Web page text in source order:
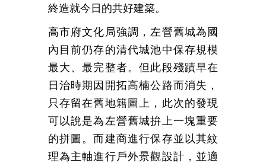
終造就今日的共好建築。
高市府文化局強調，左營舊城為國
內目前仍存的清代城池中保存規模
最大、最完整者。但此段殘蹟早在
日治時期因開拓高楠公路而消失，
只存留在舊地籍圖上，此次的發現
可以說是為左營舊城拚上一塊重要
的拼圖。而建商進行保存並以其紋
理為主軸進行戶外景觀設計，並適